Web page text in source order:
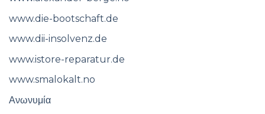
www.die-bootschaft.de
www.dii-insolvenz.de
www.istore-reparatur.de
www.smalokalt.no
Ανωνυμία